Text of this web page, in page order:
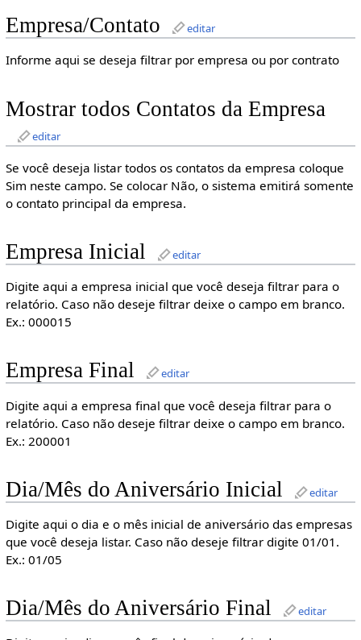
Empresa/Contato editar
Informe aqui se deseja filtrar por empresa ou por contrato
Mostrar todos Contatos da Empresa
editar
Se você deseja listar todos os contatos da empresa coloque
Sim neste campo. Se colocar Não, o sistema emitirá somente
o contato principal da empresa.
Empresa Inicial editar
Digite aqui a empresa inicial que você deseja filtrar para o
relatório. Caso não deseje filtrar deixe o campo em branco.
Ex.: 000015
Empresa Final editar
Digite aqui a empresa final que você deseja filtrar para o
relatório. Caso não deseje filtrar deixe o campo em branco.
Ex.: 200001
Dia/Mês do Aniversário Inicial editar
Digite aqui o dia e o mês inicial de aniversário das empresas
que você deseja listar. Caso não deseje filtrar digite 01/01.
Ex.: 01/05
Dia/Mês do Aniversário Final editar